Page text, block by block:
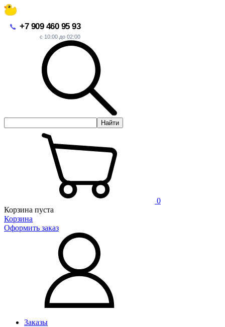
+7 909 460 95 93
с 10:00 до 02:00
Найти
0
Корзина пуста
Корзина
Оформить заказ
Заказы